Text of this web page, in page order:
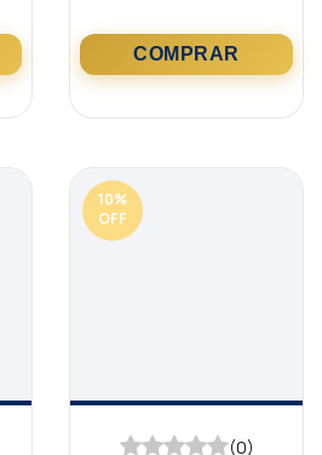
10%
OFF
(0)